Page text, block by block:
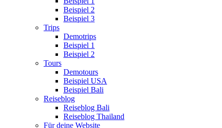
Beispiel 2
Beispiel 3
Trips
Demotrips
Beispiel 1
Beispiel 2
Tours
Demotours
Beispiel USA
Beispiel Bali
Reiseblog
Reiseblog Bali
Reiseblog Thailand
Für deine Website